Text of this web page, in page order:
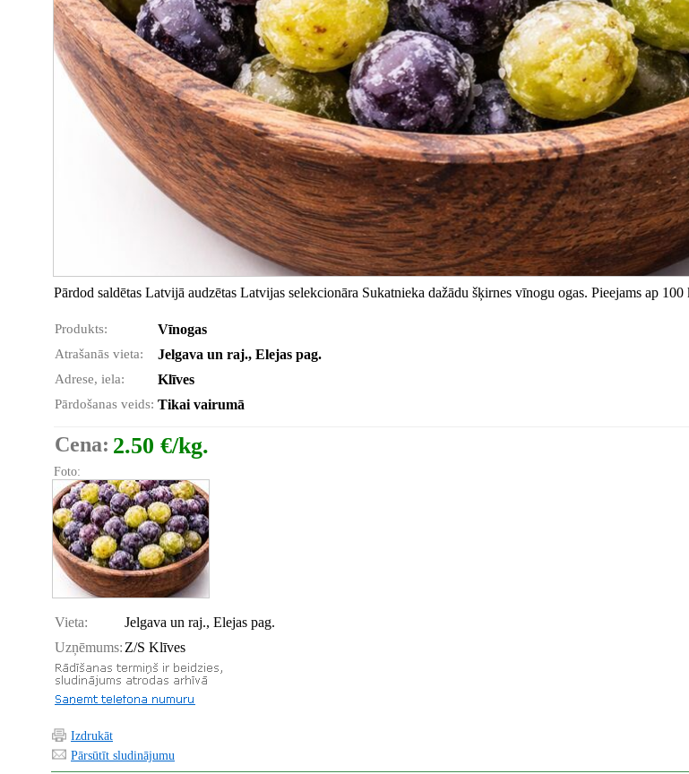
Pārdod saldētas Latvijā audzētas Latvijas selekcionāra Sukatnieka dažādu šķirnes vīnogu ogas. Pieejams ap 100
Produkts: Vīnogas
Atrašanās vieta: Jelgava un raj., Elejas pag.
Adrese, iela: Klīves
Pārdošanas veids: Tikai vairumā
Cena: 2.50 €/kg.
Foto:
Vieta:
Jelgava un raj., Elejas pag.
Uzņēmums: Z/S Klīves
Izdrukāt
Pārsūtīt sludinājumu